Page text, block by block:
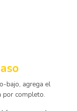
bajo, agrega el
por completo.